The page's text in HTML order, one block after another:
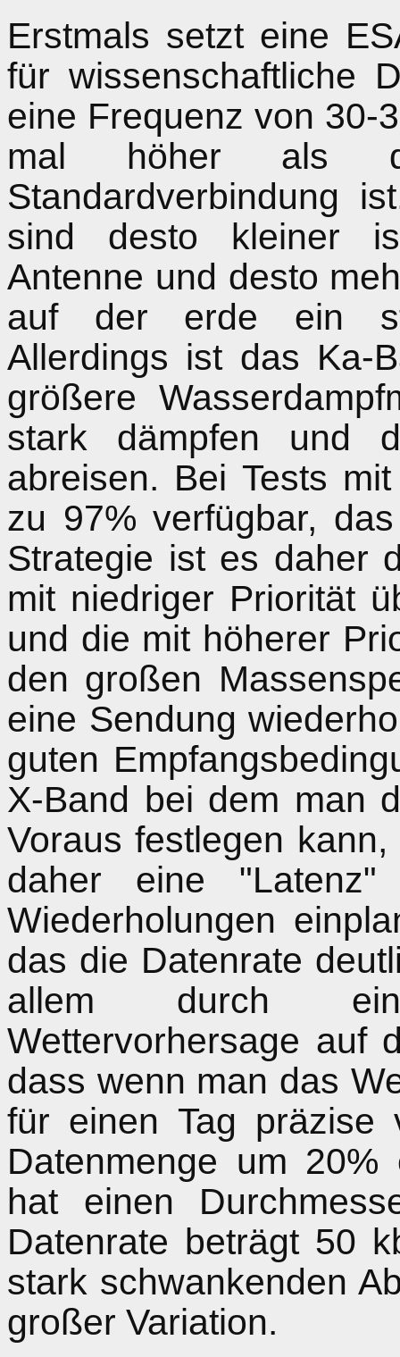
Erstmals setzt eine
für wissenschaftliche
eine Frequenz von 30-
mal höher als
Standardverbindung
sind desto kleiner
Antenne und desto
auf der erde ein
Allerdings ist das Ka-
größere
stark dämpfen und
abreisen. Bei Tests
zu 97% verfügbar,
Strategie ist es daher
mit niedriger Priorität
und die mit höherer
den großen
eine Sendung
guten
X-Band bei dem man
Voraus festlegen
daher eine
Wiederholungen
das die Datenrate
allem durch
Wettervorhersage auf
dass wenn man das
für einen Tag präzise
Datenmenge um
hat einen
Datenrate beträgt 50
stark schwankenden
großer Variation.